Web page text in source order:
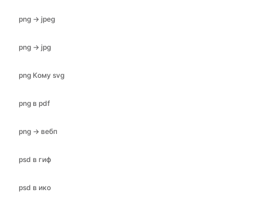
png → jpeg
png → jpg
png Кому svg
png в pdf
png → вебп
psd в гиф
psd в ико